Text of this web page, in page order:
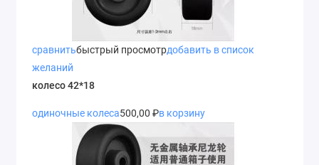
сравнитьбыстрый просмотрдобавить в список
желаний
колесо 42*18
одиночные колеса500,00 ₽в корзину